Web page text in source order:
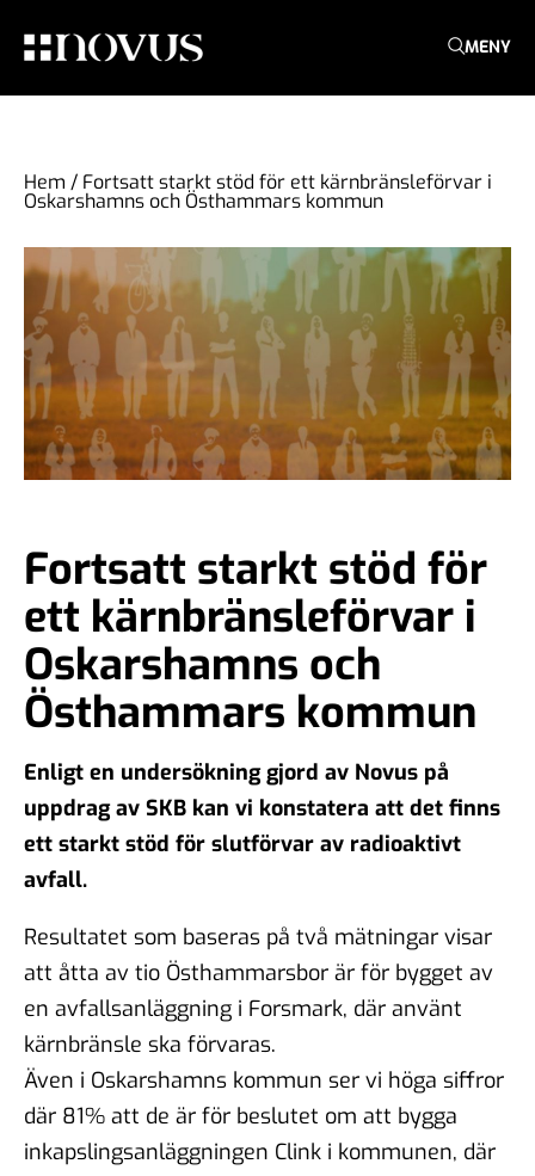
MENY
Hem / Fortsatt starkt stöd för ett kärnbränsleförvar i
Oskarshamns och Östhammars kommun
Fortsatt starkt stöd för
ett kärnbränsleförvar i
Oskarshamns och
Östhammars kommun
Enligt en undersökning gjord av Novus på
uppdrag av SKB kan vi konstatera att det finns
ett starkt stöd för slutförvar av radioaktivt
avfall.
Resultatet som baseras på två mätningar visar
att åtta av tio Östhammarsbor är för bygget av
en avfallsanläggning i Forsmark, där använt
kärnbränsle ska förvaras.
Även i Oskarshamns kommun ser vi höga siffror
där 81% att de är för beslutet om att bygga
inkapslingsanläggningen Clink i kommunen, där